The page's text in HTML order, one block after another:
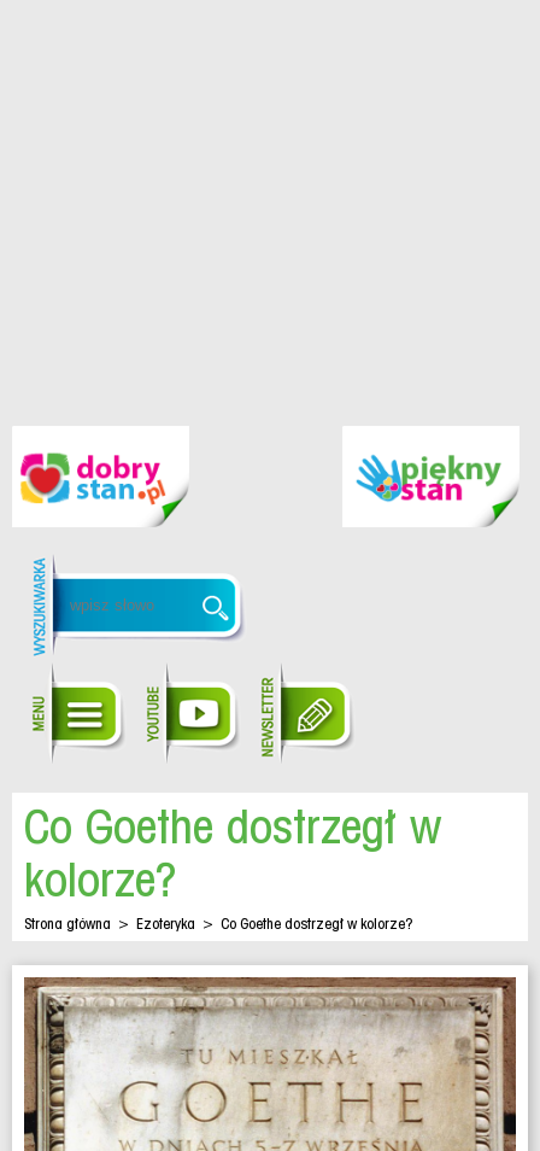
Co Goethe dostrzegł w
kolorze?
Strona główna > Ezoteryka > Co Goethe dostrzegł w kolorze?